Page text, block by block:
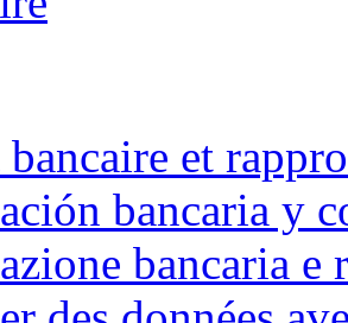
et
bancaria y
bancaria